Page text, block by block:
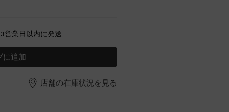
営業日以内に発送
に追加
店舗の在庫状況を見る